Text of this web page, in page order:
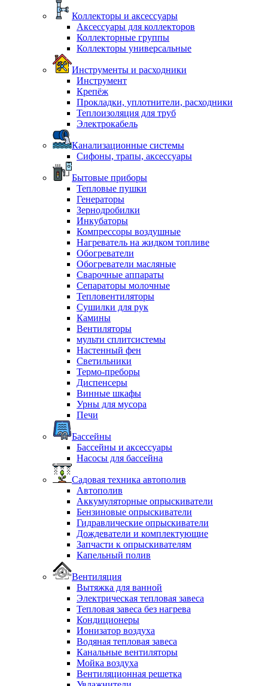
Коллекторы и аксессуары
Аксессуары для коллекторов
Коллекторные группы
Коллекторы универсальные
Инструменты и расходники
Инструмент
Крепёж
Прокладки, уплотнители, расходники
Теплоизоляция для труб
Электрокабель
Канализационные системы
Сифоны, трапы, аксессуары
Бытовые приборы
Тепловые пушки
Генераторы
Зернодробилки
Инкубаторы
Компрессоры воздушные
Нагреватель на жидком топливе
Обогреватели
Обогреватели масляные
Сварочные аппараты
Сепараторы молочные
Тепловентиляторы
Сушилки для рук
Камины
Вентиляторы
мульти сплитсистемы
Настенный фен
Светильники
Термо-преборы
Диспенсеры
Винные шкафы
Урны для мусора
Печи
Бассейны
Бассейны и аксессуары
Насосы для бассейна
Садовая техника автополив
Автополив
Аккумуляторные опрыскиватели
Бензиновые опрыскиватели
Гидравлические опрыскиватели
Дождеватели и комплектующие
Запчасти к опрыскивателям
Капельный полив
Вентиляция
Вытяжка для ванной
Электрическая тепловая завеса
Тепловая завеса без нагрева
Кондиционеры
Ионизатор воздуха
Водяная тепловая завеса
Канальные вентиляторы
Мойка воздуха
Вентиляционная решетка